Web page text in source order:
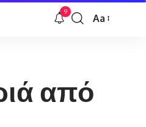
9
Font
Aa
από